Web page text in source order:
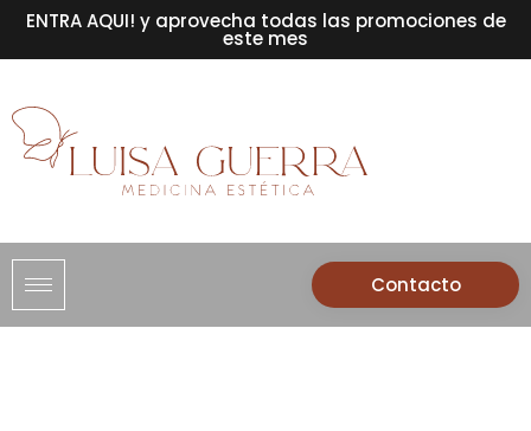
ENTRA AQUI! y aprovecha todas las promociones de
este mes
Contacto